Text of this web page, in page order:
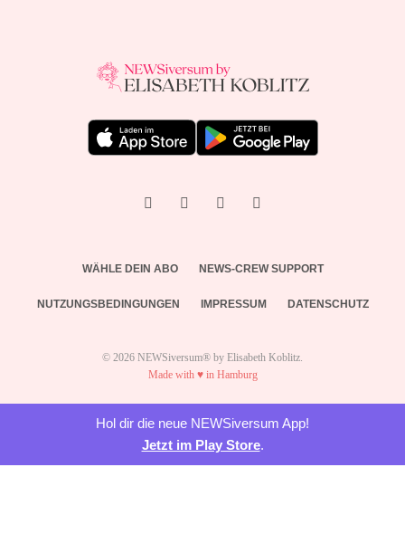
WÄHLE DEIN ABO NEWS-CREW SUPPORT
NUTZUNGSBEDINGUNGEN IMPRESSUM DATENSCHUTZ
© 2026 NEWSiversum® by Elisabeth Koblitz.
Made with ♥ in Hamburg
Hol dir die neue NEWSiversum App!
Jetzt im Play Store.